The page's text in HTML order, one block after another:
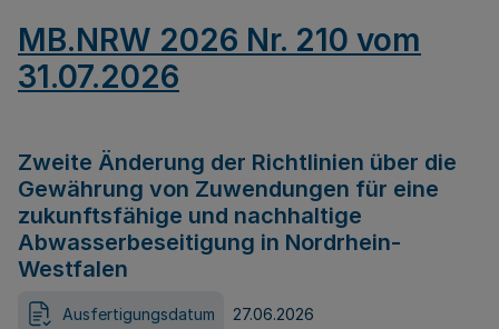
MB.NRW 2026 Nr. 210 vom
31.07.2026
Zweite Änderung der Richtlinien über die
Gewährung von Zuwendungen für eine
zukunftsfähige und nachhaltige
Abwasserbeseitigung in Nordrhein-
Westfalen
Ausfertigungsdatum 27.06.2026